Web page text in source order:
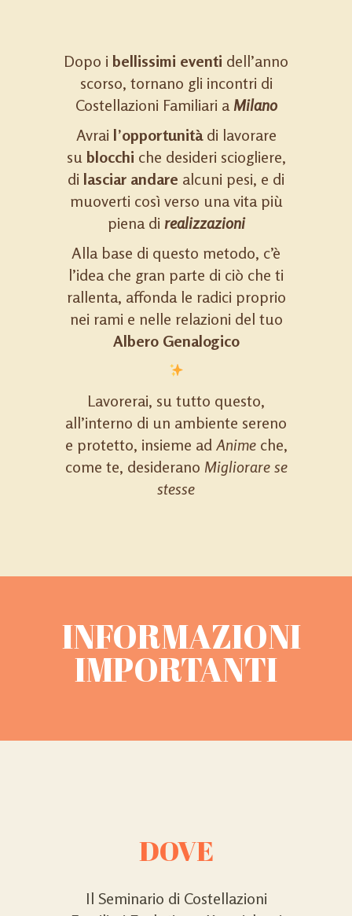
Dopo i bellissimi eventi dell’anno
scorso, tornano gli incontri di
Costellazioni Familiari a Milano
Avrai l’opportunitàdi lavorare
su blocchi che desideri sciogliere,
di lasciar andare alcuni pesi, e di
muoverti così verso una vita più
piena di realizzazioni
Alla base di questo metodo, c’è
l’idea che gran parte di ciò che ti
rallenta, affonda le radici proprio
nei rami e nelle relazioni del tuo
Albero Genalogico
Lavorerai, su tutto questo,
all’interno di un ambiente sereno
e protetto, insieme ad Anime che,
come te, desiderano Migliorare se
stesse
INFORMAZIONI
IMPORTANTI
DOVE
Il Seminario di Costellazioni